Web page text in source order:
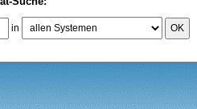
in OK